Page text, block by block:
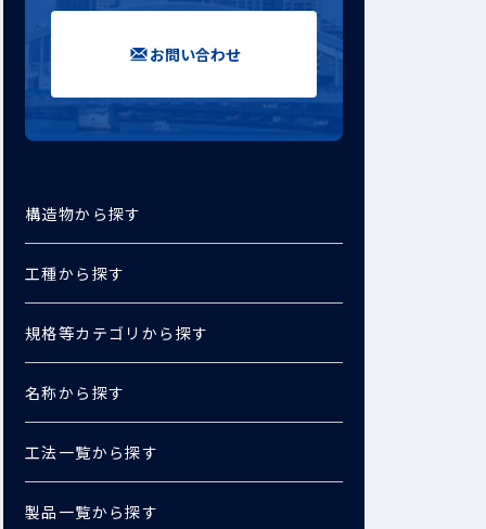
お問い合わせ
構造物から探す
工種から探す
規格等カテゴリから探す
名称から探す
工法一覧から探す
製品一覧から探す